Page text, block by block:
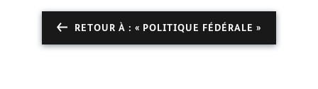
RETOUR À : « POLITIQUE FÉDÉRALE »